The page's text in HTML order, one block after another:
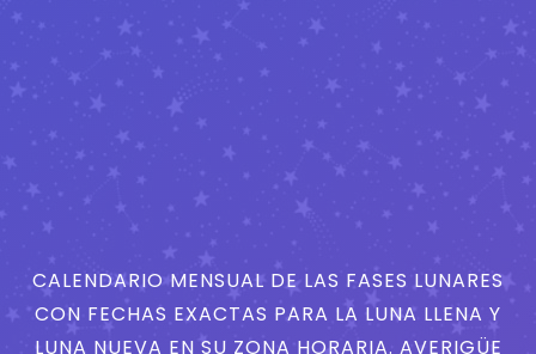
CALENDARIO MENSUAL DE LAS FASES LUNARES
CON FECHAS EXACTAS PARA LA LUNA LLENA Y
LUNA NUEVA EN SU ZONA HORARIA. AVERIGÜE